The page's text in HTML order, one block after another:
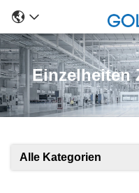
Einzelheiten
Alle Kategorien